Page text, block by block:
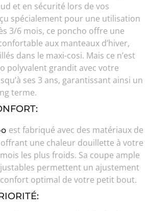
et en sécurité lors de vos
spécialement pour une utilisation
3/6 mois, ce poncho offre une
aux manteaux d’hiver,
dans le maxi-cosi. Mais ce n’est
polyvalent grandit avec votre
ses 3 ans, garantissant ainsi un
terme.
est fabriqué avec des matériaux de
une chaleur douillette à votre
les plus froids. Sa coupe ample
permettent un ajustement
optimal de votre petit bout.